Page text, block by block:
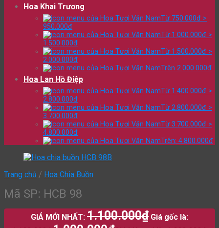
Hoa Khai Trương
Từ 750.000đ >
950.000đ
Từ 1.000.000đ >
1.500.000đ
Từ 1.500.000đ >
2.000.000đ
Trên 2.000.000đ
Hoa Lan Hồ Điệp
Từ 1.400.000đ >
2.800.000đ
Từ 2.800.000đ >
3.700.000đ
Từ 3.700.000đ >
4.800.000đ
Trên: 4.800.000đ
Trang chủ / Hoa Chia Buồn
Mã SP: HCB 98
GIÁ MỚI NHẤT: 1.100.000₫ Giá gốc là: